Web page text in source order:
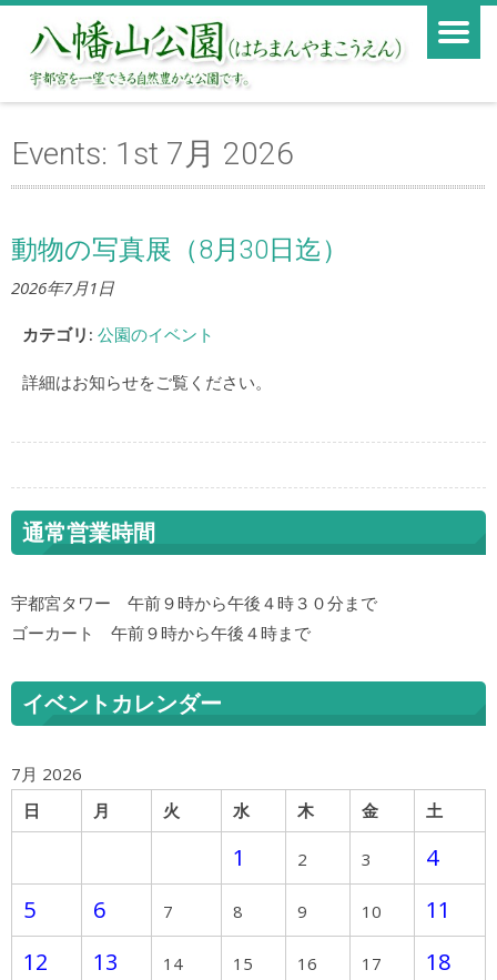
Events: 1st 7月 2026
動物の写真展（8月30日迄）
2026年7月1日
カテゴリ: 公園のイベント
詳細はお知らせをご覧ください。
通常営業時間
宇都宮タワー 午前９時から午後４時３０分まで
ゴーカート 午前９時から午後４時まで
イベントカレンダー
7月 2026
日
月 火 水 木 金 土
1 2 3
4
5
6 7 8 9 10
11
12
13 14 15 16 17
18